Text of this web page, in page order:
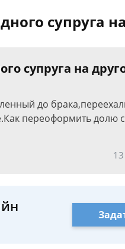
супруга
супруга на
до
переоформить долю